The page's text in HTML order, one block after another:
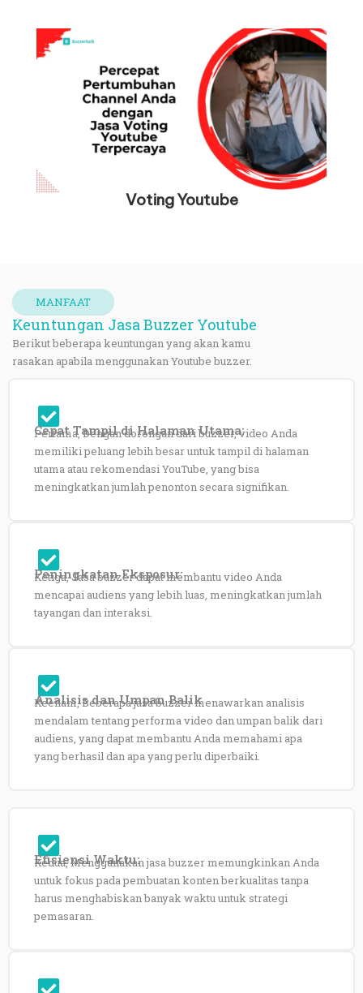
VotingYoutube
MANFAAT
Keuntungan Jasa Buzzer Youtube
Berikut beberapa keuntungan yang akan kamu
rasakan apabila menggunakan Youtubebuzzer.
Cepat Tampil di Halaman Utama:
Pertama, Dengan dorongan dari buzzer, video Anda
memiliki peluang lebih besar untuk tampil di halaman
utama atau rekomendasi YouTube, yang bisa
meningkatkan jumlah penonton secara signifikan.
Peningkatan Eksposur:
Ketiga, Jasa buzzer dapat membantu video Anda
mencapai audiens yang lebih luas, meningkatkan jumlah
tayangan dan interaksi.
Analisis dan Umpan Balik
Keenam, Beberapa jasa buzzer menawarkan analisis
mendalam tentang performa video dan umpan balik dari
audiens, yang dapat membantu Anda memahami apa
yang berhasil dan apa yang perlu diperbaiki.
Efisiensi Waktu:
Kedua, Menggunakan jasa buzzer memungkinkan Anda
untuk fokus pada pembuatan konten berkualitas tanpa
harus menghabiskan banyak waktu untuk strategi
pemasaran.